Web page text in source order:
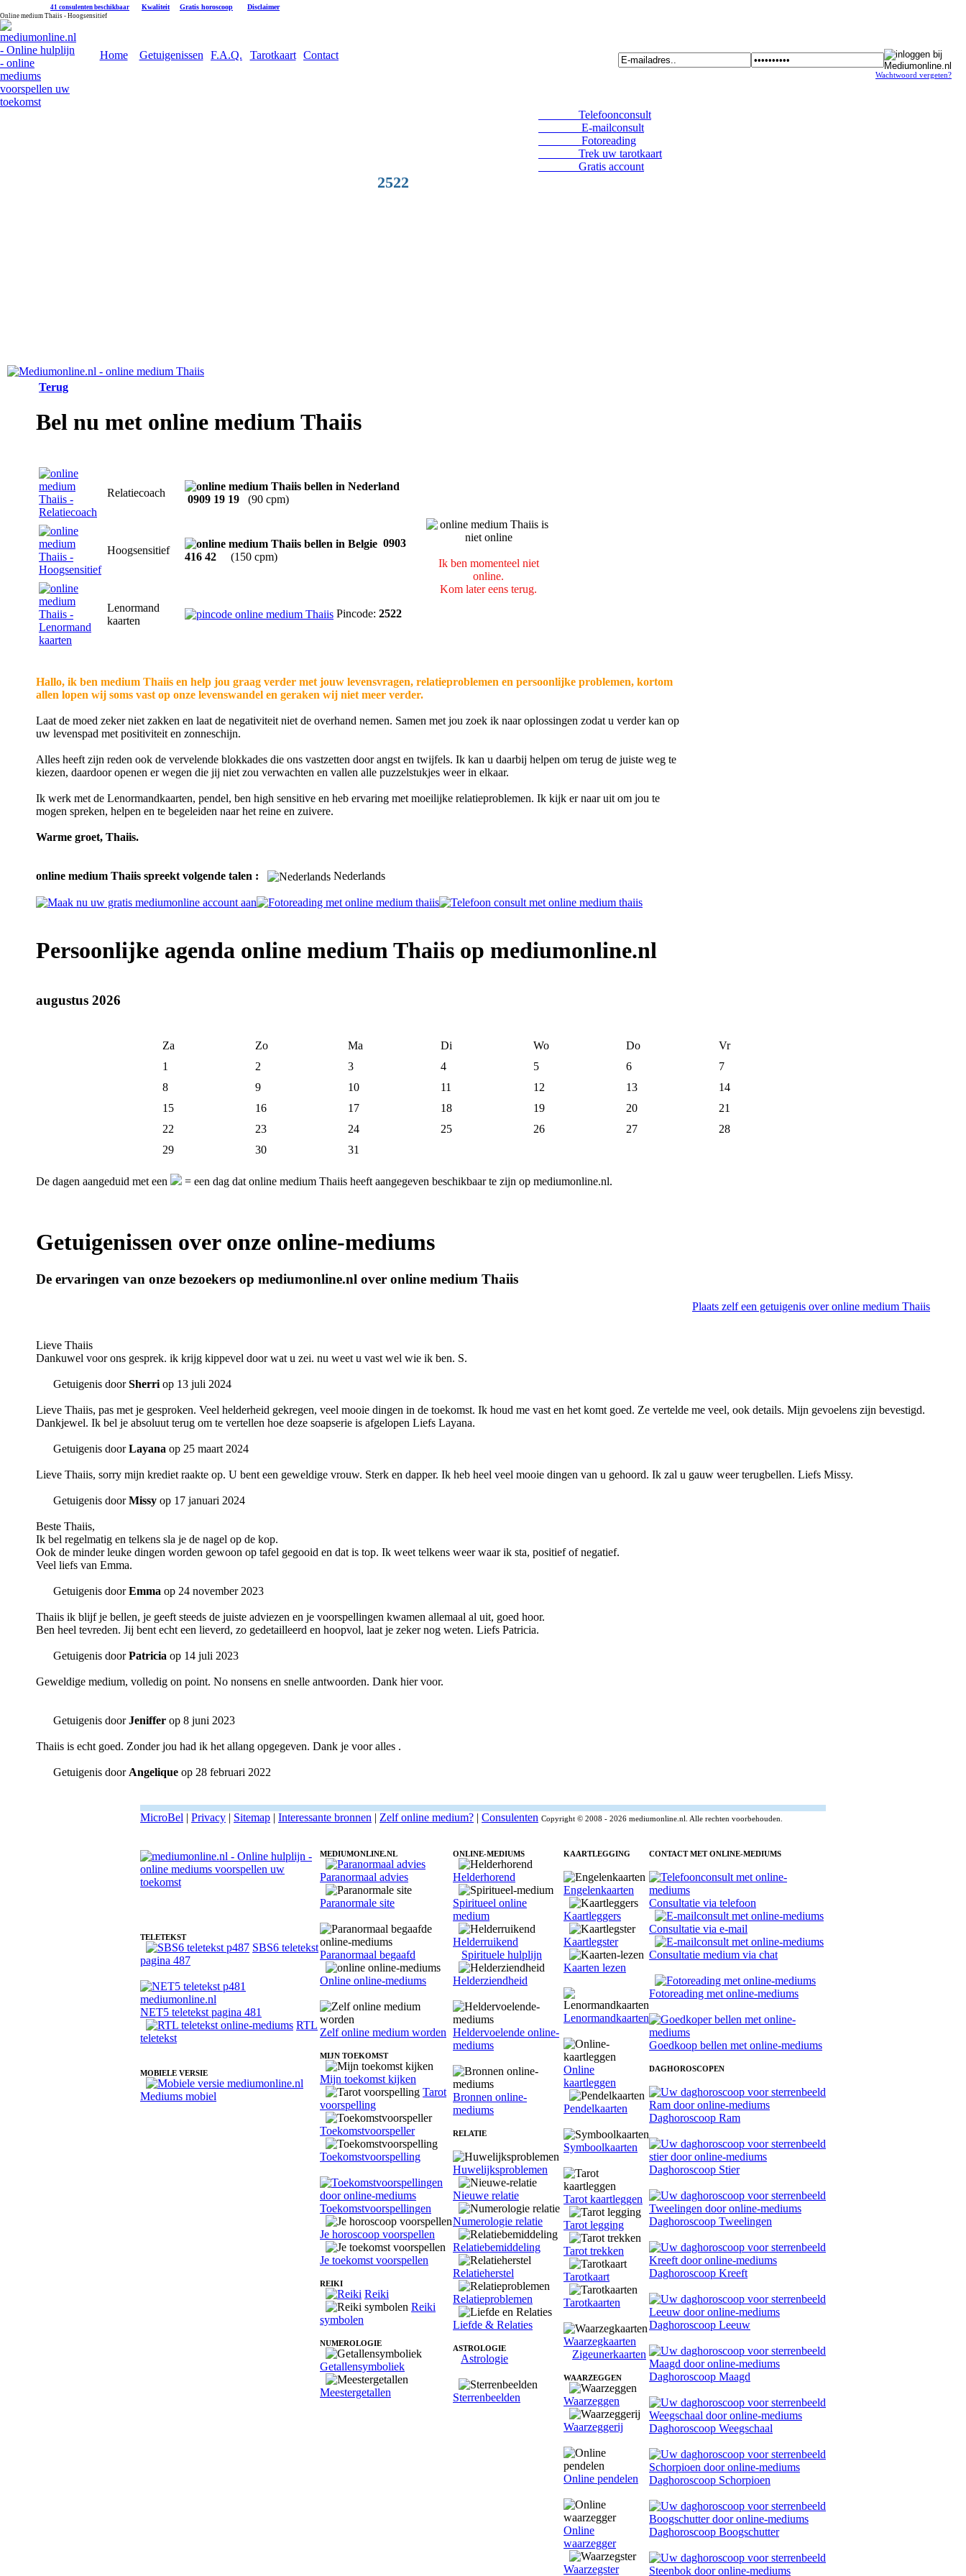
41 consulenten beschikbaar Kwaliteit Gratis horoscoop Disclaimer
Online medium Thaiis - Hoogsensitief
Home Getuigenissen F.A.Q. Tarotkaart Contact
Wachtwoord vergeten?
2522
Telefoonconsult
E-mailconsult
Fotoreading
Trek uw tarotkaart
Gratis account
Terug
Bel nu met online medium Thaiis
Relatiecoach
0909 19 19 (90 cpm)
Ik ben momenteel niet
online.
Kom later eens terug.
Hoogsensitief
0903
416 42
(150 cpm)
Lenormand
kaarten
Pincode: 2522
Hallo, ik ben medium Thaiis en help jou graag verder met jouw levensvragen, relatieproblemen en persoonlijke problemen, kortom
allen lopen wij soms vast op onze levenswandel en geraken wij niet meer verder.
Laat de moed zeker niet zakken en laat de negativiteit niet de overhand nemen. Samen met jou zoek ik naar oplossingen zodat u verder kan op
uw levenspad met positiviteit en zonneschijn.
Alles heeft zijn reden ook de vervelende blokkades die ons vastzetten door angst en twijfels. Ik kan u daarbij helpen om terug de juiste weg te
kiezen, daardoor openen er wegen die jij niet zou verwachten en vallen alle puzzelstukjes weer in elkaar.
Ik werk met de Lenormandkaarten, pendel, ben high sensitive en heb ervaring met moeilijke relatieproblemen. Ik kijk er naar uit om jou te
mogen spreken, helpen en te begeleiden naar het reine en zuivere.
Warme groet, Thaiis.
online medium Thaiis spreekt volgende talen : Nederlands
Persoonlijke agenda online medium Thaiis op mediumonline.nl
augustus 2026
Za Zo Ma Di Wo Do
Vr
1
2 3 4 5 6
7
8
9 10 11 12 13
14
15
16 17 18 19 20
21
22
23 24 25 26 27
28
29
30 31
De dagen aangeduid met een = een dag dat online medium Thaiis heeft aangegeven beschikbaar te zijn op mediumonline.nl.
Getuigenissen over onze online-mediums
De ervaringen van onze bezoekers op mediumonline.nl over online medium Thaiis
Plaats zelf een getuigenis over online medium Thaiis
Lieve Thaiis
Dankuwel voor ons gesprek. ik krijg kippevel door wat u zei. nu weet u vast wel wie ik ben. S.
Getuigenis doorSherri op 13 juli 2024
Lieve Thaiis, pas met je gesproken. Veel helderheid gekregen, veel mooie dingen in de toekomst. Ik houd me vast en het komt goed. Ze vertelde me veel, ook details. Mijn gevoelens zijn bevestigd.
Dankjewel. Ik bel je absoluut terug om te vertellen hoe deze soapserie is afgelopen Liefs Layana.
Getuigenis doorLayana op 25 maart 2024
Lieve Thaiis, sorry mijn krediet raakte op. U bent een geweldige vrouw. Sterk en dapper. Ik heb heel veel mooie dingen van u gehoord. Ik zal u gauw weer terugbellen. Liefs Missy.
Getuigenis doorMissy op 17 januari 2024
Beste Thaiis,
Ik bel regelmatig en telkens sla je de nagel op de kop.
Ook de minder leuke dingen worden gewoon op tafel gegooid en dat is top. Ik weet telkens weer waar ik sta, positief of negatief.
Veel liefs van Emma.
Getuigenis doorEmma op 24 november 2023
Thaiis ik blijf je bellen, je geeft steeds de juiste adviezen en je voorspellingen kwamen allemaal al uit, goed hoor.
Ben heel tevreden. Jij bent echt een lieverd, zo gedetailleerd en hoopvol, laat je zeker nog weten. Liefs Patricia.
Getuigenis doorPatricia op 14 juli 2023
Geweldige medium, volledig on point. No nonsens en snelle antwoorden. Dank hier voor.
Getuigenis doorJeniffer op 8 juni 2023
Thaiis is echt goed. Zonder jou had ik het allang opgegeven. Dank je voor alles .
Getuigenis door Angelique op 28 februari 2022
MicroBel | Privacy | Sitemap | Interessante bronnen | Zelf online medium? | Consulenten Copyright © 2008 - 2026 mediumonline.nl. Alle rechten voorbehouden.
TELETEKST
SBS6 teletekst
pagina 487
NET5 teletekst pagina 481
RTL
teletekst
MOBIELE VERSIE
Mediums mobiel
MEDIUMONLINE.NL
Paranormaal advies
Paranormale site
Paranormaal begaafd
Online online-mediums
Zelf online medium worden
MIJN TOEKOMST
Mijn toekomst kijken
Tarot
voorspelling
Toekomstvoorspeller
Toekomstvoorspelling
Toekomstvoorspellingen
Je horoscoop voorspellen
Je toekomst voorspellen
REIKI
Reiki
Reiki
symbolen
NUMEROLOGIE
Getallensymboliek
Meestergetallen
ONLINE-MEDIUMS
Helderhorend
Spiritueel online
medium
Helderruikend
Spirituele hulplijn
Helderziendheid
Heldervoelende online-
mediums
Bronnen online-
mediums
RELATIE
Huwelijksproblemen
Nieuwe relatie
Numerologie relatie
Relatiebemiddeling
Relatieherstel
Relatieproblemen
Liefde & Relaties
ASTROLOGIE
Astrologie
Sterrenbeelden
KAARTLEGGING
Engelenkaarten
Kaartleggers
Kaartlegster
Kaarten lezen
Lenormandkaarten
Online
kaartleggen
Pendelkaarten
Symboolkaarten
Tarot kaartleggen
Tarot legging
Tarot trekken
Tarotkaart
Tarotkaarten
Waarzegkaarten
Zigeunerkaarten
WAARZEGGEN
Waarzeggen
Waarzeggerij
Online pendelen
Online
waarzegger
Waarzegster
CONTACT MET ONLINE-MEDIUMS
Consultatie via telefoon
Consultatie via e-mail
Consultatie medium via chat
Fotoreading met online-mediums
Goedkoop bellen met online-mediums
DAGHOROSCOPEN
Daghoroscoop Ram
Daghoroscoop Stier
Daghoroscoop Tweelingen
Daghoroscoop Kreeft
Daghoroscoop Leeuw
Daghoroscoop Maagd
Daghoroscoop Weegschaal
Daghoroscoop Schorpioen
Daghoroscoop Boogschutter